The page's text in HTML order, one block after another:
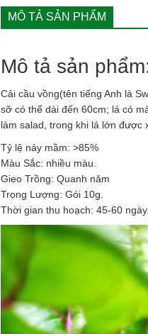
MÔ TẢ SẢN PHẨM
Mô tả sản
Cải cầu vồng(tên tiếng Anh là
sỡ có thể dài đến 60cm; lá có
làm salad, trong khi lá lớn được
Tỷ lệ nảy mầm: >85%
Màu Sắc: nhiều màu.
Gieo Trồng: Quanh năm
Trọng Lượng: Gói 10g.
Thời gian thu hoạch: 45-60 ngày.